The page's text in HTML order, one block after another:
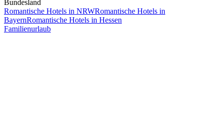
Bundesland
Romantische Hotels in NRWRomantische Hotels in
BayernRomantische Hotels in Hessen
Familienurlaub